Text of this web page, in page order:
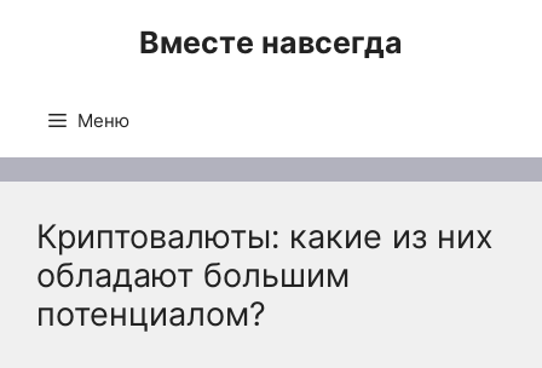
Вместе навсегда
Меню
Криптовалюты: какие из них
обладают большим
потенциалом?